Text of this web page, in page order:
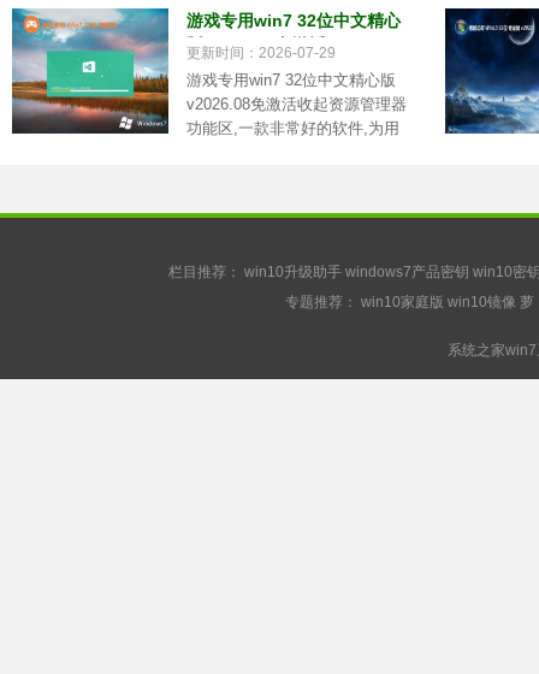
游戏专用win7 32位中文精心
版v2026.08免激活
更新时间：2026-07-29
游戏专用win7 32位中文精心版
v2026.08免激活收起资源管理器
功能区,一款非常好的软件,为用
栏目推荐： win10升级助手 windows7产品密钥 win10密
专题推荐： win10家庭版 win10镜像 萝
系统之家